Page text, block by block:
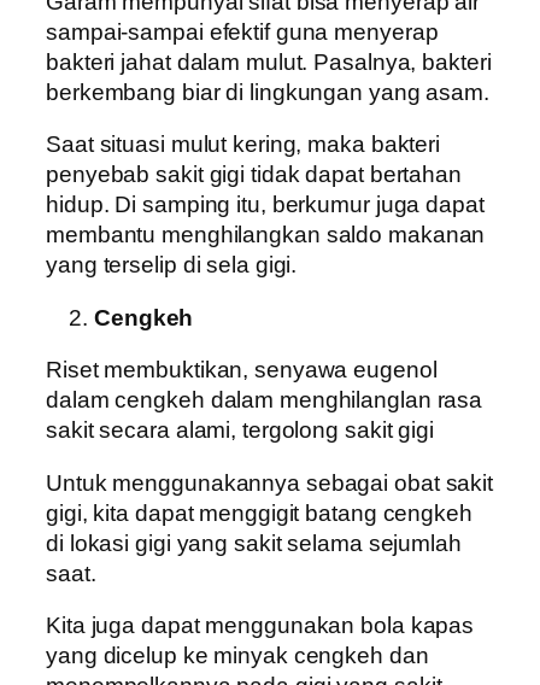
sampai-sampai efektif guna menyerap
bakteri jahat dalam mulut. Pasalnya, bakteri
berkembang biar di lingkungan yang asam.
Saat situasi mulut kering, maka bakteri
penyebab sakit gigi tidak dapat bertahan
hidup. Di samping itu, berkumur juga dapat
membantu menghilangkan saldo makanan
yang terselip di sela gigi.
Cengkeh
Riset membuktikan, senyawa eugenol
dalam cengkeh dalam menghilanglan rasa
sakit secara alami, tergolong sakit gigi
Untuk menggunakannya sebagai obat sakit
gigi, kita dapat menggigit batang cengkeh
di lokasi gigi yang sakit selama sejumlah
saat.
Kita juga dapat menggunakan bola kapas
yang dicelup ke minyak cengkeh dan